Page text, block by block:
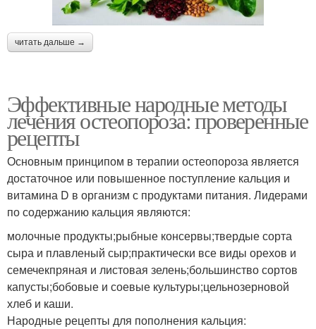
читать дальше →
Эффективные народные методы
лечения остеопороза: проверенные
рецепты
Основным принципом в терапии остеопороза является
достаточное или повышенное поступление кальция и
витамина D в организм с продуктами питания. Лидерами
по содержанию кальция являются:
молочные продукты;рыбные консервы;твердые сорта
сыра и плавленый сыр;практически все виды орехов и
семечекпряная и листовая зелень;большинство сортов
капусты;бобовые и соевые культуры;цельнозерновой
хлеб и каши.
Народные рецепты для пополнения кальция: